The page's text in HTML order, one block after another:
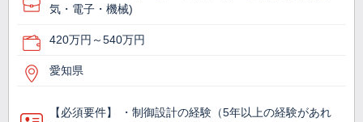
気・電子・機械)
420万円～540万円
愛知県
【必須要件】 ・制御設計の経験（5年以上の経験があれ